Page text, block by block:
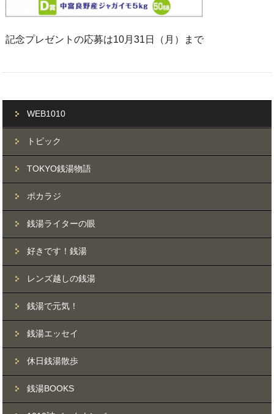
記念プレゼントの応募は10月31日（月）まで
WEB1010
トピック
TOKYO銭湯物語
ポカラジ
銭湯ライターの眼
好きです！銭湯
レンズ越しの銭湯
銭湯で元気！
銭湯エッセイ
休日銭湯散歩
銭湯BOOKS